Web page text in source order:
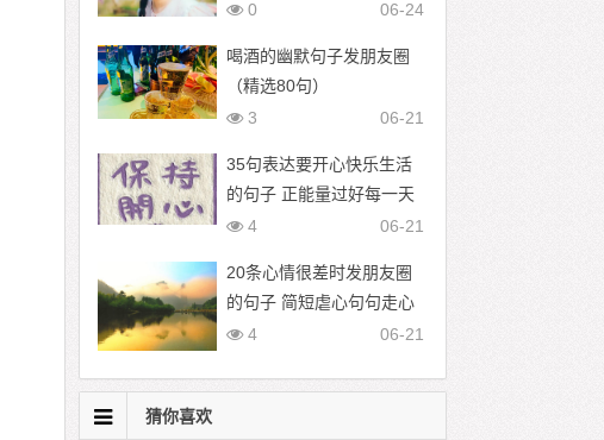
语录
06-24
0
喝酒的幽默句子发朋友圈
（精选80句）
06-21
3
35句表达要开心快乐生活
的句子 正能量过好每一天
的文案
06-21
4
20条心情很差时发朋友圈
的句子 简短虐心句句走心
06-21
4
猜你喜欢